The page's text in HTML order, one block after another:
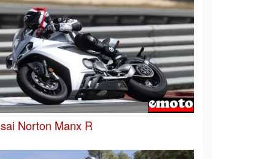
Norton Manx R